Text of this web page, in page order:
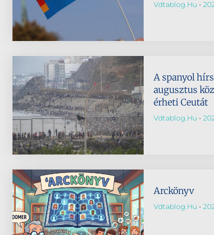
Vdtablog.hu
A spanyol
augusztus
érheti Ceutát
Vdtablog.hu
Arckönyv
Vdtablog.hu